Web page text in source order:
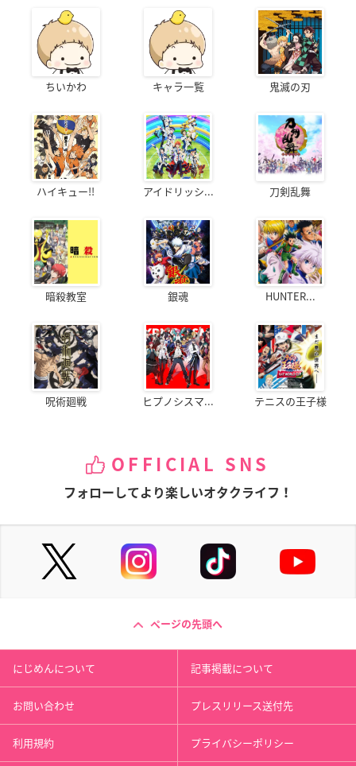
ちいかわ キャラ一覧 鬼滅の刃
ハイキュー!! アイドリッシ... 刀剣乱舞
暗殺教室 銀魂 HUNTER...
呪術廻戦 ヒプノシスマ... テニスの王子様
OFFICIAL SNS
フォローしてより楽しいオタクライフ！
ページの先頭へ
にじめんについて 記事掲載について
お問い合わせ プレスリリース送付先
利用規約 プライバシーポリシー